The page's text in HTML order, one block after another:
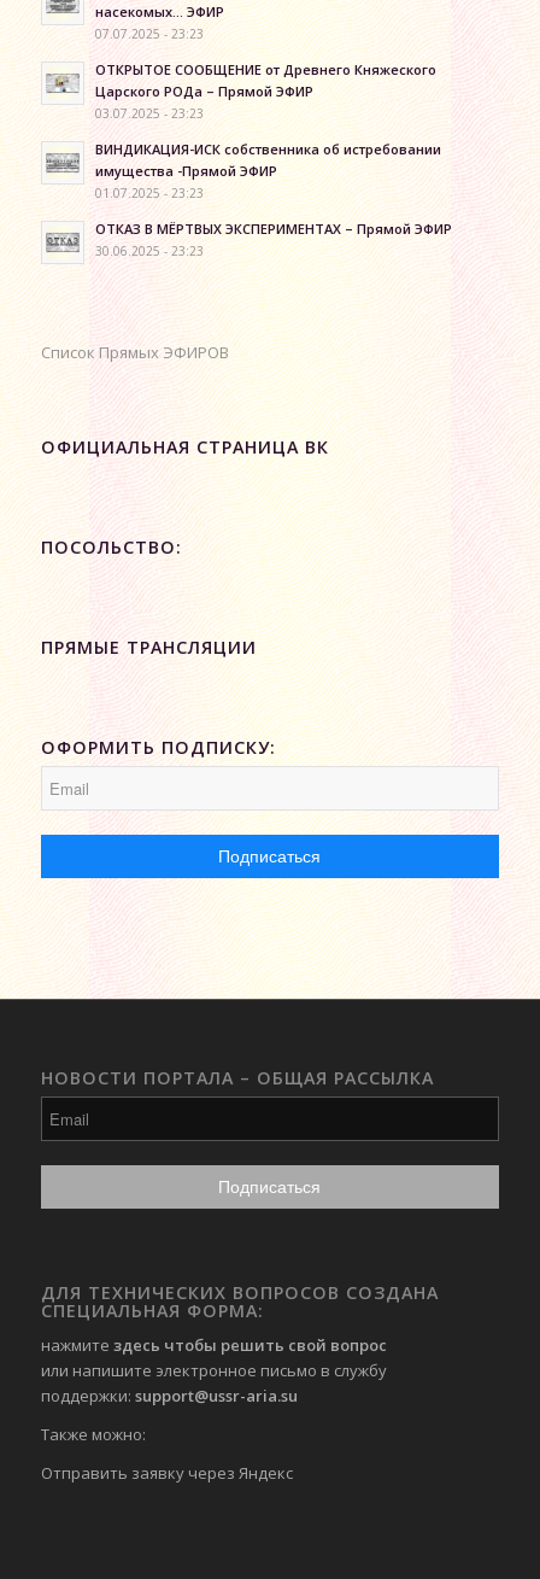
насекомых… ЭФИР
07.07.2025 - 23:23
ОТКРЫТОЕ СООБЩЕНИЕ от Древнего Княжеского
Царского РОДа – Прямой ЭФИР
03.07.2025 - 23:23
ВИНДИКАЦИЯ-ИСК собственника об истребовании
имущества -Прямой ЭФИР
01.07.2025 - 23:23
ОТКАЗ В МЁРТВЫХ ЭКСПЕРИМЕНТАХ – Прямой ЭФИР
30.06.2025 - 23:23
Список Прямых ЭФИРОВ
ОФИЦИАЛЬНАЯ СТРАНИЦА ВК
ПОСОЛЬСТВО:
ПРЯМЫЕ ТРАНСЛЯЦИИ
ОФОРМИТЬ ПОДПИСКУ:
НОВОСТИ ПОРТАЛА – ОБЩАЯ РАССЫЛКА
ДЛЯ ТЕХНИЧЕСКИХ ВОПРОСОВ СОЗДАНА
СПЕЦИАЛЬНАЯ ФОРМА:
нажмите здесь чтобы решить свой вопрос
или напишите электронное письмо в службу
поддержки: support@ussr-aria.su
Также можно:
Отправить заявку через Яндекс